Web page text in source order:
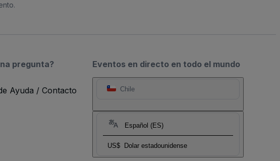
Eventos en directo en todo el mundo
Chile
Español (ES)
US$ Dolar estadounidense
pregunta?
Ayuda / Contacto